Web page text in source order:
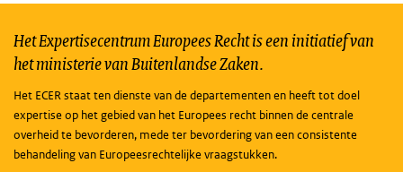
Het Expertisecentrum Europees Recht is een initiatief van
het ministerie van Buitenlandse Zaken.
Het ECER staat ten dienste van de departementen en heeft tot doel
expertise op het gebied van het Europees recht binnen de centrale
overheid te bevorderen, mede ter bevordering van een consistente
behandeling van Europeesrechtelijke vraagstukken.